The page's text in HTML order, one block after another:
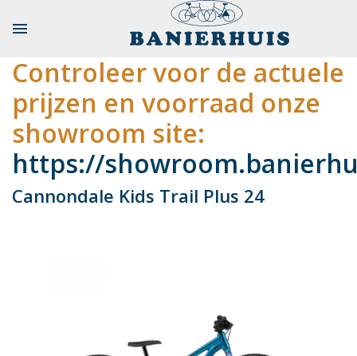

Controleer voor de actuele
prijzen en voorraad onze
showroom site:
https://
Cannondale Kids Trail Plus 24